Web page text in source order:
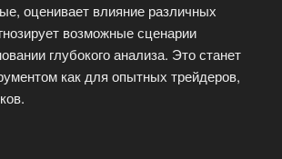
оценивает влияние различных
возможные сценарии
глубокого анализа. Это станет
как для опытных трейдеров,